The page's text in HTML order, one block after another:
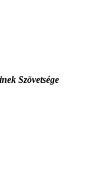
Szövetsége